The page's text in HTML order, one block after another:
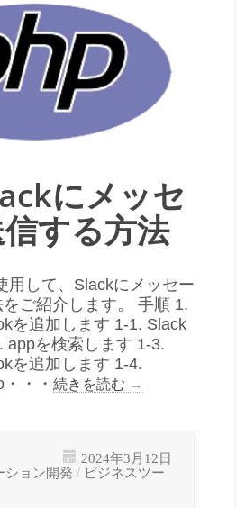
にメッセ
する方法
用して、Slackにメッセー
ご紹介します。 手順 1.
を追加します 1-1. Slack
appを検索します 1-3.
を追加します 1-4.
・・ 続きを読む →
2024年3月12日
ション開発 / ビジネスツー